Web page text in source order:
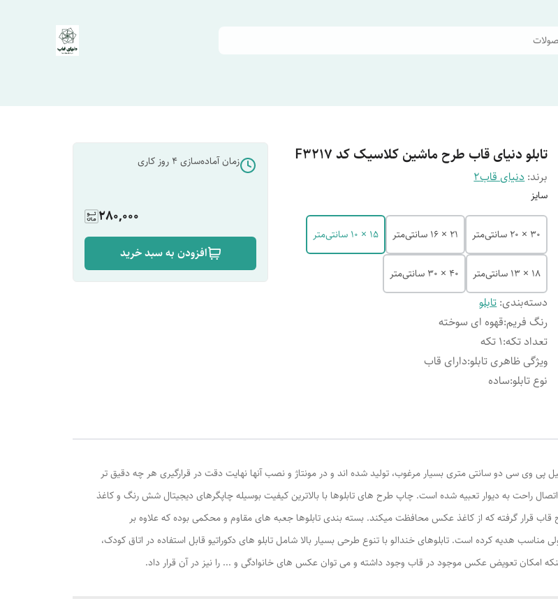
تابلو دنیای قاب طرح ماشین کلاسیک کد F3217
برند:دنیای قاب2
سایز
30 × 20 سانتی‌متر 21 × 16 سانتی‌متر 15 × 10 سانتی‌متر
18 × 13 سانتی‌متر 40 × 30 سانتی‌متر
دسته‌بندی:تابلو
رنگ فریم:قهوه ای سوخته
تعداد تکه:1 تکه
ویژگی ظاهری تابلو:دارای قاب
نوع تابلو:ساده
زمان آماده‌سازی4 روز کاری
280,000
افزودن به سبد خرید
پی وی سی دو سانتی متری بسیار مرغوب، تولید شده اند و در مونتاژ و نصب آنها نهایت دقت در قرارگیری هر چه دقیق تر
راحت به دیوار تعبیه شده است. چاپ طرح های تابلوها با بالاترین کیفیت بوسیله چاپگرهای دیجیتال شش رنگ و کاغذ
قرار گرفته که از کاغذ عکس محافظت میکند. بسته بندی تابلوها جعبه های مقاوم و محکمی بوده که علاوه بر
هدیه کرده است. تابلوهای خندالو با تنوع طرحی بسیار بالا شامل تابلو های دکوراتیو قابل استفاده در اتاق کودک،
امکان تعویض عکس موجود در قاب وجود داشته و می توان عکس های خانوادگی و ... را نیز در آن قرار داد.